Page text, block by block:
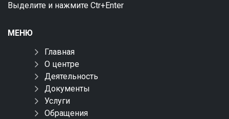
Выделите и нажмите Ctr+Enter
МЕНЮ
Главная
О центре
Деятельность
Документы
Услуги
Обращения